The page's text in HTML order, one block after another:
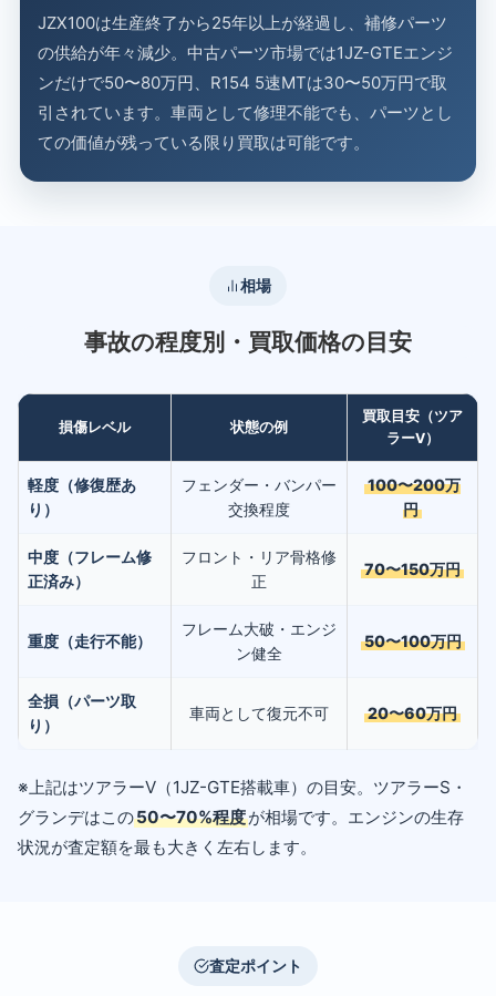
JZX100は生産終了から25年以上が経過し、補修パーツ
の供給が年々減少。中古パーツ市場では1JZ-GTEエンジ
ンだけで50〜80万円、R154 5速MTは30〜50万円で取
引されています。車両として修理不能でも、パーツとし
ての価値が残っている限り買取は可能です。
相場
事故の程度別・買取価格の目安
損傷レベル 状態の例
買取目安（ツア
ラーV）
軽度（修復歴あ
り）
フェンダー・バンパー
交換程度
100〜200万
円
中度（フレーム修
正済み）
フロント・リア骨格修
正
70〜150万円
重度（走行不能）
フレーム大破・エンジ
ン健全
50〜100万円
全損（パーツ取
り）
車両として復元不可 20〜60万円
※上記はツアラーV（1JZ-GTE搭載車）の目安。ツアラーS・
グランデはこの50〜70%程度が相場です。エンジンの生存
状況が査定額を最も大きく左右します。
査定ポイント